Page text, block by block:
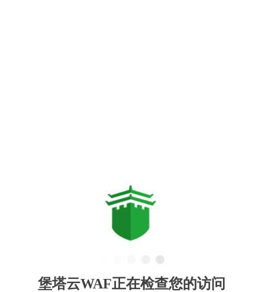
堡塔云WAF正在检查您的访问